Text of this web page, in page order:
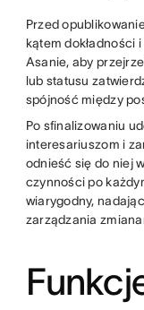
Przed
kątem dokładności
Asanie, aby
lub statusu
spójność między
Po sfinalizowaniu
interesariuszom i
odnieść się do niej
czynności po
wiarygodny,
zarządzania